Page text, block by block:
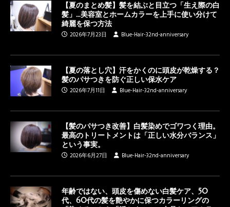
【夏のまとめ髪】髪を結ぶと目立つ「生え際の白
髪」…美容室とホームカラーを上手に使い分けて
綺麗を保つ方法
2026年7月23日
Blue-Hair-32nd-anniversary
【夏の落とし穴】汗をかくのに頭皮が乾燥する？
髪のパサつきを防ぐ正しい保水ケア
2026年7月11日
Blue-Hair-32nd-anniversary
【髪のパサつき改善】白髪染めでゴワつく理由。
最高のトリートメントは「正しい水分バランス」
という事実。
2026年6月27日
Blue-Hair-32nd-anniversary
年齢ではない、頭皮を傷めない白髪ケア、50
代、60代の髪を艶やかに保つカラーリングの